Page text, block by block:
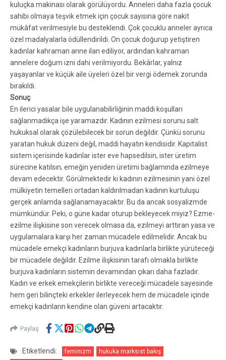
kuluçka makinası olarak görülüyordu. Anneleri daha fazla çocuk
sahibi olmaya teşvik etmek için çocuk sayısına göre nakit
mükâfat verilmesiyle bu desteklendi. Çok çocuklu anneler ayrıca
özel madalyalarla ödüllendirildi. On çocuk doğurup yetiştiren
kadınlar kahraman anne ilan ediliyor, ardından kahraman
annelere doğum izni dahi verilmiyordu. Bekârlar, yalnız
yaşayanlar ve küçük aile üyeleri özel bir vergi ödemek zorunda
bırakıldı.
Sonuç
En ilerici yasalar bile uygulanabilirliğinin maddi koşulları
sağlanmadıkça işe yaramazdır. Kadının ezilmesi sorunu salt
hukuksal olarak çözülebilecek bir sorun değildir. Çünkü sorunu
yaratan hukuk düzeni değil, maddi hayatın kendisidir. Kapitalist
sistem içerisinde kadınlar ister eve hapsedilsin, ister üretim
sürecine katılsın; emeğin yeniden üretimi bağlamında ezilmeye
devam edecektir. Görülmektedir ki kadının ezilmesinin yani özel
mülkiyetin temelleri ortadan kaldırılmadan kadının kurtuluşu
gerçek anlamda sağlanamayacaktır. Bu da ancak sosyalizmde
mümkündür. Peki, o güne kadar oturup bekleyecek miyiz? Ezme-
ezilme ilişkisine son verecek olmasa da, ezilmeyi arttıran yasa ve
uygulamalara karşı her zaman mücadele edilmelidir. Ancak bu
mücadele emekçi kadınların burjuva kadınlarla birlikte yürüteceği
bir mücadele değildir. Ezilme ilişkisinin tarafı olmakla birlikte
burjuva kadınların sistemin devamından çıkarı daha fazladır.
Kadın ve erkek emekçilerin birlikte vereceği mücadele sayesinde
hem geri bilinçteki erkekler ilerleyecek hem de mücadele içinde
emekçi kadınların kendine olan güveni artacaktır.
Paylaş
Etiketlendi: feminizm
hukuka marksist bakış